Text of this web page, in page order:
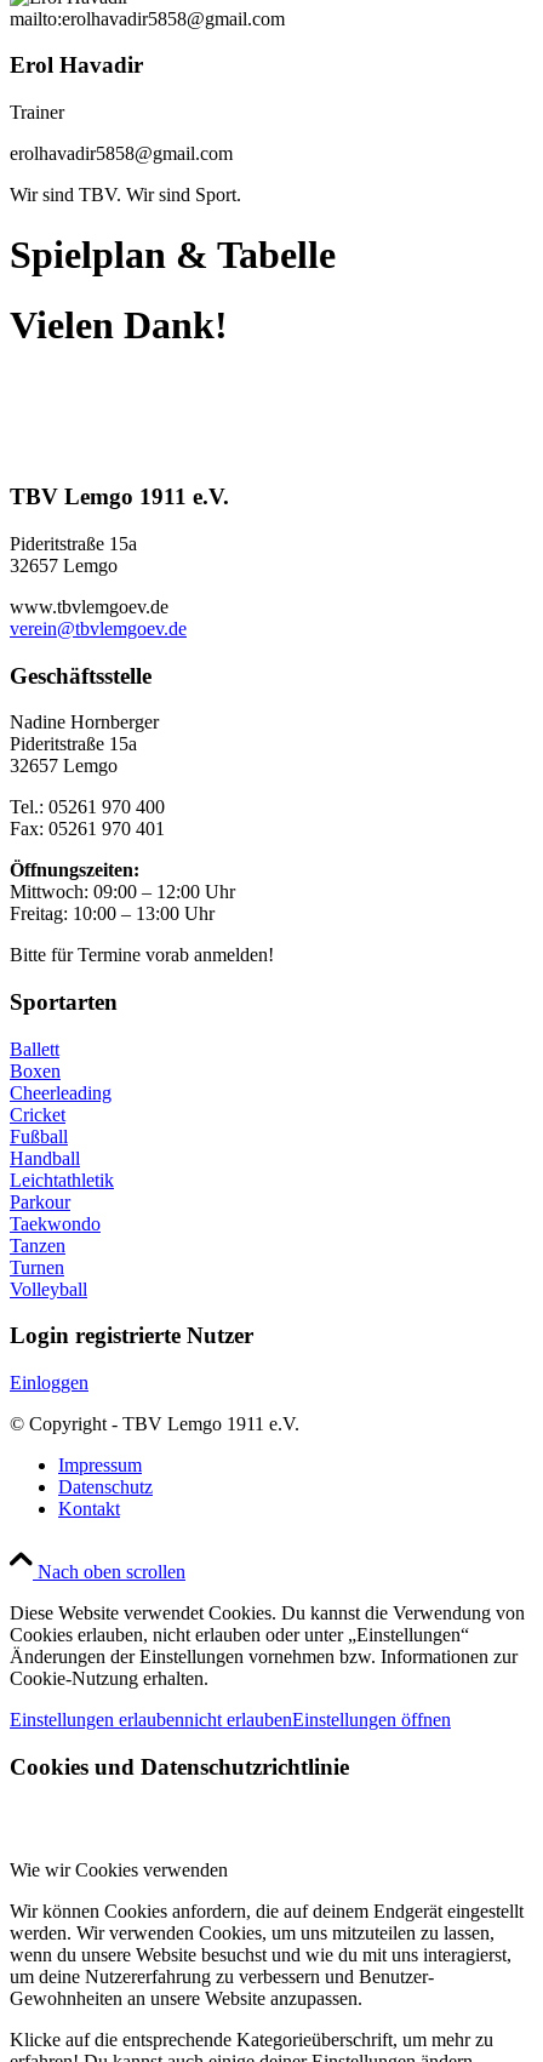
mailto:erolhavadir5858@gmail.com
Erol Havadir
Trainer
erolhavadir5858@gmail.com
Wir sind TBV. Wir sind Sport.
Spielplan & Tabelle
Vielen Dank!
TBV Lemgo 1911 e.V.
Pideritstraße 15a
32657 Lemgo
www.tbvlemgoev.de
verein@tbvlemgoev.de
Geschäftsstelle
Nadine Hornberger
Pideritstraße 15a
32657 Lemgo
Tel.: 05261 970 400
Fax: 05261 970 401
Öffnungszeiten:
Mittwoch: 09:00 – 12:00 Uhr
Freitag: 10:00 – 13:00 Uhr
Bitte für Termine vorab anmelden!
Sportarten
Ballett
Boxen
Cheerleading
Cricket
Fußball
Handball
Leichtathletik
Parkour
Taekwondo
Tanzen
Turnen
Volleyball
Login registrierte Nutzer
Einloggen
© Copyright - TBV Lemgo 1911 e.V.
Impressum
Datenschutz
Kontakt
Nach oben scrollen
Diese Website verwendet Cookies. Du kannst die Verwendung von
Cookies erlauben, nicht erlauben oder unter „Einstellungen“
Änderungen der Einstellungen vornehmen bzw. Informationen zur
Cookie-Nutzung erhalten.
Einstellungen erlaubennicht erlaubenEinstellungen öffnen
Cookies und Datenschutzrichtlinie
Wie wir Cookies verwenden
Wir können Cookies anfordern, die auf deinem Endgerät eingestellt
werden. Wir verwenden Cookies, um uns mitzuteilen zu lassen,
wenn du unsere Website besuchst und wie du mit uns interagierst,
um deine Nutzererfahrung zu verbessern und Benutzer-
Gewohnheiten an unsere Website anzupassen.
Klicke auf die entsprechende Kategorieüberschrift, um mehr zu